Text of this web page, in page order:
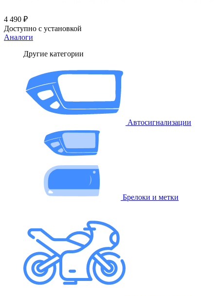
4 490 ₽
Доступно с установкой
Аналоги
Другие категории
Автосигнализации
Брелоки и метки